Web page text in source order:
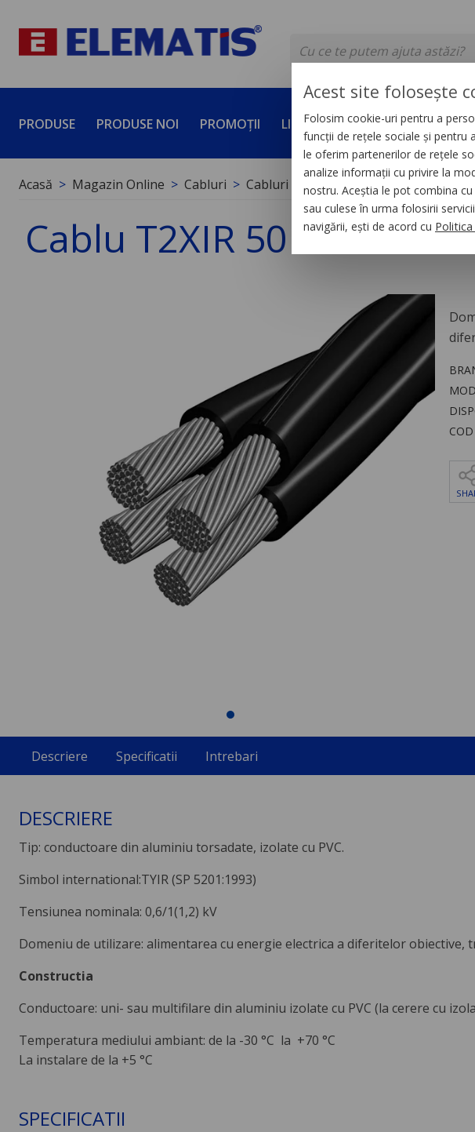
PRODUSE PRODUSE NOI PROMOȚII LICHIDĂRI DE STOC SERVICII
Acasă Magazin Online Cabluri Cabluri de energie
Cablu T2XIR 50 OL-AL
Descriere Specificatii Intrebari
DESCRIERE
Tip: conductoare din aluminiu torsadate, izolate cu PVC.
Simbol international:TYIR (SP 5201:1993)
Tensiunea nominala: 0,6/1(1,2) kV
Domeniu de utilizare: alimentarea cu energie electrica a diferitelor
Constructia
Conductoare: uni- sau multifilare din aluminiu izolate cu PVC (la cerere cu
Temperatura mediului ambiant: de la -30 °C la +70 °C
La instalare de la +5 °C
SPECIFICATII
Acest site folosește
Folosim cookie-uri pentru a
funcții de rețele sociale și pentru
le oferim partenerilor de rețele
analize informații cu privire la
nostru. Aceștia le pot combina
sau culese în urma folosirii
navigării, ești de acord cu